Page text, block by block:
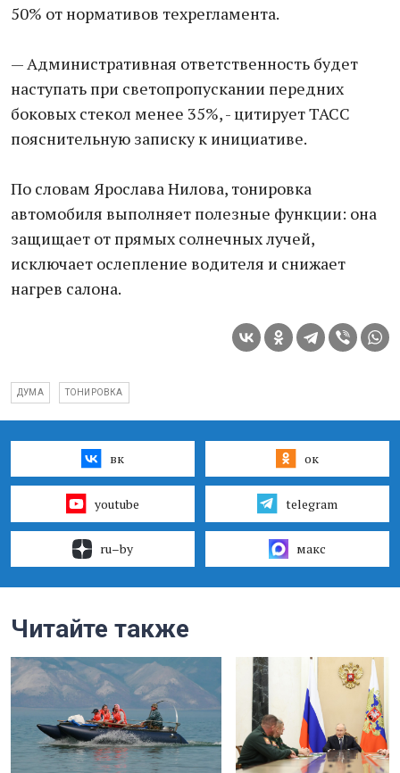
50% от нормативов техрегламента.
— Административная ответственность будет
наступать при светопропускании передних
боковых стекол менее 35%, - цитирует ТАСС
пояснительную записку к инициативе.
По словам Ярослава Нилова, тонировка
автомобиля выполняет полезные функции: она
защищает от прямых солнечных лучей,
исключает ослепление водителя и снижает
нагрев салона.
ДУМА ТОНИРОВКА
вк ок
youtube telegram
ru–by макс
Читайте также